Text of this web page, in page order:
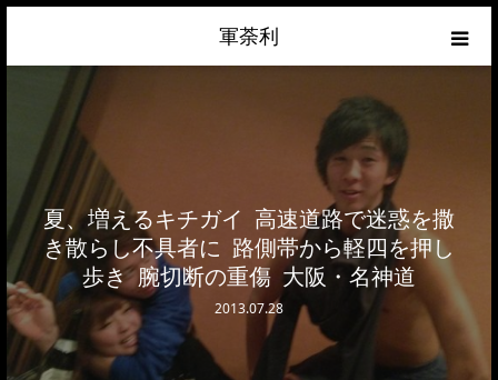
軍荼利
夏、増えるキチガイ 高速道路で迷惑を撒
き散らし不具者に 路側帯から軽四を押し
歩き 腕切断の重傷 大阪・名神道
2013.07.28
経済
ネトウヨ
政治
ライフハック
サイトマップ